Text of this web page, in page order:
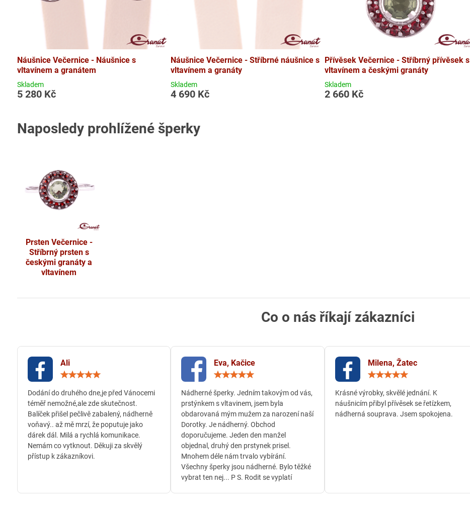
Náušnice Večernice - Náušnice s
vltavínem a granátem
Skladem
5 280 Kč
Náušnice Večernice - Stříbrné náušnice s
vltavínem a granáty
Skladem
4 690 Kč
Přívěsek Večernice - Stříbrný přívěsek s
vltavínem a českými granáty
Skladem
2 660 Kč
Naposledy prohlížené šperky
Prsten Večernice -
Stříbrný prsten s
českými granáty a
vltavínem
Co o nás říkají zákazníci
Ali
/
5
Dodání do druhého dne,je před Vánocemi
téměř nemožné,ale zde skutečnost.
Balíček přišel pečlivě zabalený, nádherně
voňavý.. až mě mrzí, že poputuje jako
dárek dál. Milá a rychlá komunikace.
Nemám co vytknout. Děkuji za skvělý
přístup k zákazníkovi.
Eva, Kačice
/
5
Nádherné šperky. Jedním takovým od vás,
prstýnkem s vltavinem, jsem byla
obdarovaná mým mužem za narození naší
Dorotky. Je nádherný. Obchod
doporučujeme. Jeden den manžel
objednal, druhý den prstynek prisel.
Mnohem déle nám trvalo vybírání.
Všechny šperky jsou nádherné. Bylo těžké
vybrat ten nej... P S. Rodit se vyplatí
Milena, Žatec
/
5
Krásné výrobky, skvělé jednání. K
náušnicím přibyl přívěsek se řetízkem,
nádherná souprava. Jsem spokojena.